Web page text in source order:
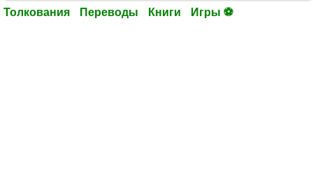
Толкования Переводы Книги Игры ⚽